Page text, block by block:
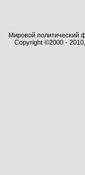
Мировой политический
Copyright ©2000 -